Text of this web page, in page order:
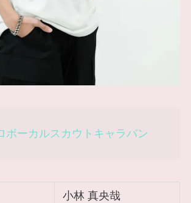
ボーカルスカウトキャラバン
小林 真央哉